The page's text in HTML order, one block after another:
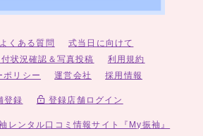
よくある質問
式当日に向けて
状況確認＆写真投稿
利用規約
ポリシー
運営会社 採用情報
登録 登録店舗ログイン
レンタル口コミ情報サイト『My振袖』